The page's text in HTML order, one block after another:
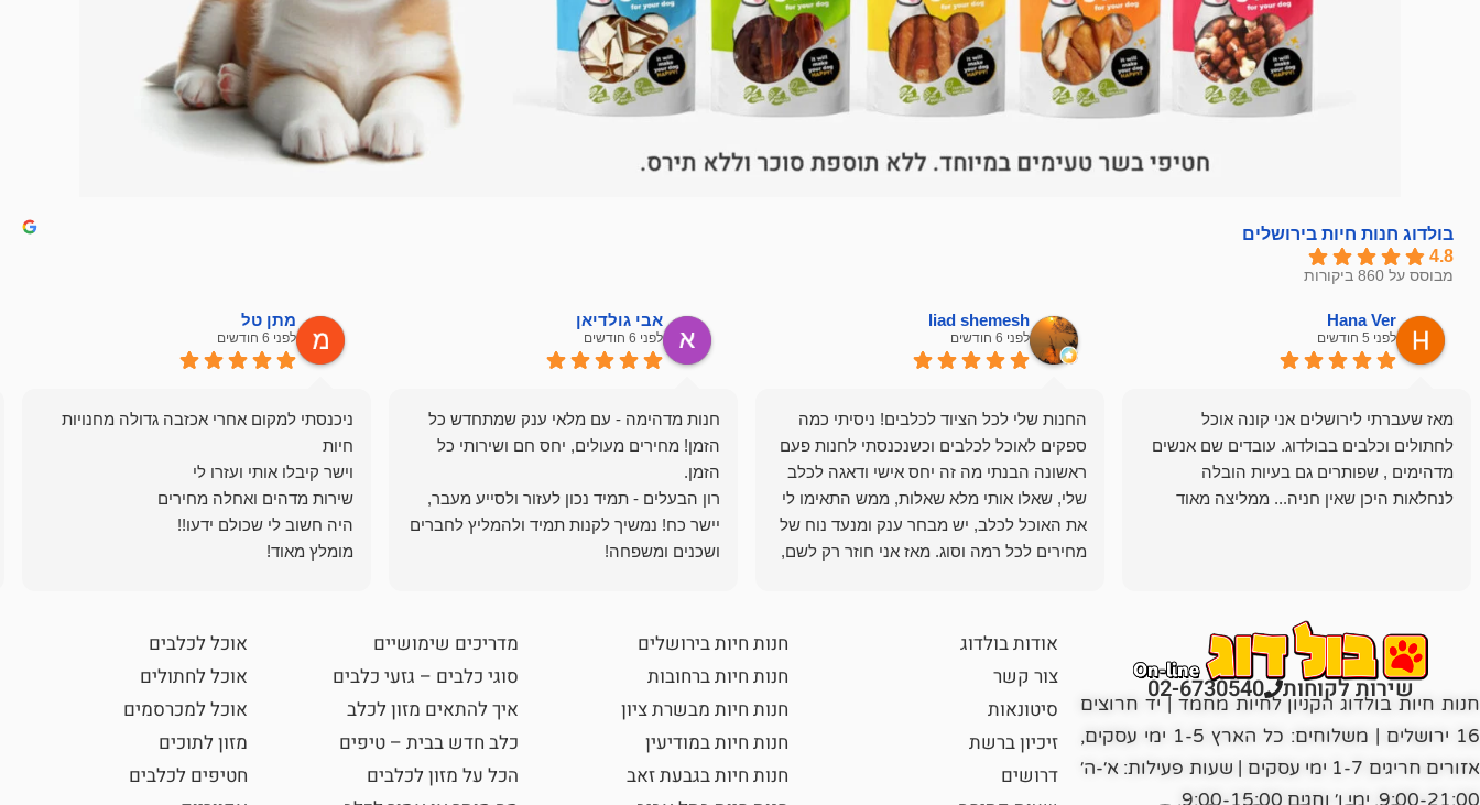
בולדוג חנות חיות בירושלים
4.8
מבוסס על 860 ביקורות
Hana Ver
לפני 5 חודשים
מאז שעברתי לירושלים אני קונה אוכל
לחתולים וכלבים בבולדוג. עובדים שם אנשים
מדהימים , שפותרים גם בעיות הובלה
לנחלאות היכן שאין חניה... ממליצה מאוד
liad shemesh
לפני 6 חודשים
החנות שלי לכל הציוד לכלבים! ניסיתי כמה
ספקים לאוכל לכלבים וכשנכנסתי לחנות פעם
ראשונה הבנתי מה זה יחס אישי ודאגה לכלב
שלי, שאלו אותי מלא שאלות, ממש התאימו לי
את האוכל לכלב, יש מבחר ענק ומנעד נוח של
מחירים לכל רמה וסוג. מאז אני חוזר רק לשם,
אבי גולדיאן
לפני 6 חודשים
חנות מדהימה - עם מלאי ענק שמתחדש כל
הזמן! מחירים מעולים, יחס חם ושירותי כל
רון הבעלים - תמיד נכון לעזור ולסייע מעבר,
יישר כח! נמשיך לקנות תמיד ולהמליץ לחברים
ושכנים ומשפחה!
מתן טל
לפני 6 חודשים
ניכנסתי למקום אחרי אכזבה גדולה מחנויות
מומלץ מאוד!
שירות לקוחות 02-6730540
חנות חיות בולדוג הקניון לחיות מחמד | יד חרוצים
16 ירושלים | משלוחים: כל הארץ 1-5 ימי עסקים,
אזורים חריגים 1-7 ימי עסקים | שעות פעילות: א׳-ה׳
9:00-21:00, ימי ו׳ וחגים 9:00-15:00.
אודות בולדוג
צור קשר
סיטונאות
זיכיון ברשת
דרושים
חנות חיות בירושלים
חנות חיות ברחובות
חנות חיות מבשרת ציון
חנות חיות במודיעין
חנות חיות בגבעת זאב
מדריכים שימושיים
סוגי כלבים – גזעי כלבים
איך להתאים מזון לכלב
כלב חדש בבית – טיפים
הכל על מזון לכלבים
אוכל לכלבים
אוכל לחתולים
אוכל למכרסמים
מזון לתוכים
חטיפים לכלבים